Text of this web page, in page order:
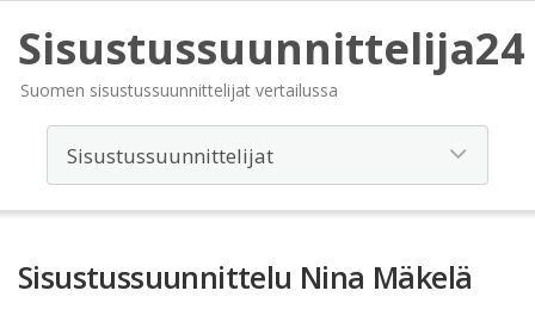
Sisustussuunnittelija24
Suomen sisustussuunnittelijat vertailussa
Sisustussuunnittelu Nina Mäkelä